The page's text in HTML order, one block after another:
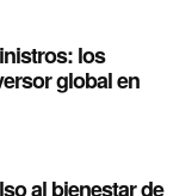
los
global en
al bienestar de